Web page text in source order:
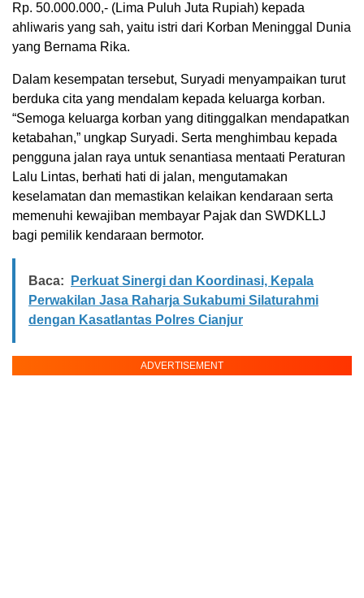
Rp. 50.000.000,- (Lima Puluh Juta Rupiah) kepada
ahliwaris yang sah, yaitu istri dari Korban Meninggal Dunia
yang Bernama Rika.
Dalam kesempatan tersebut, Suryadi menyampaikan turut
berduka cita yang mendalam kepada keluarga korban.
“Semoga keluarga korban yang ditinggalkan mendapatkan
ketabahan,” ungkap Suryadi. Serta menghimbau kepada
pengguna jalan raya untuk senantiasa mentaati Peraturan
Lalu Lintas, berhati hati di jalan, mengutamakan
keselamatan dan memastikan kelaikan kendaraan serta
memenuhi kewajiban membayar Pajak dan SWDKLLJ
bagi pemilik kendaraan bermotor.
Baca:
Perkuat Sinergi dan Koordinasi, Kepala
Perwakilan Jasa Raharja Sukabumi Silaturahmi
dengan Kasatlantas Polres Cianjur
ADVERTISEMENT